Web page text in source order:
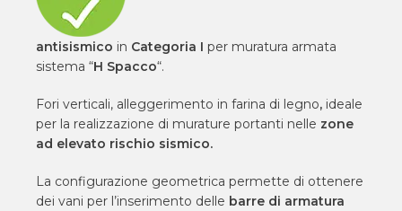
antisismico in Categoria I per muratura armata
sistema “H Spacco“.
Fori verticali, alleggerimento in farina di legno, ideale
per la realizzazione di murature portanti nelle zone
ad elevato rischio sismico.
La configurazione geometrica permette di ottenere
dei vani per l’inserimento delle barre di armatura